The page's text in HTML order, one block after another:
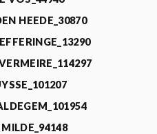
HEEDE_30870